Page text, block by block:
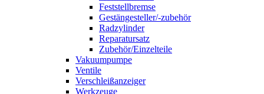
Feststellbremse
Gestängesteller/-zubehör
Radzylinder
Reparatursatz
Zubehör/Einzelteile
Vakuumpumpe
Ventile
Verschleißanzeiger
Werkzeuge